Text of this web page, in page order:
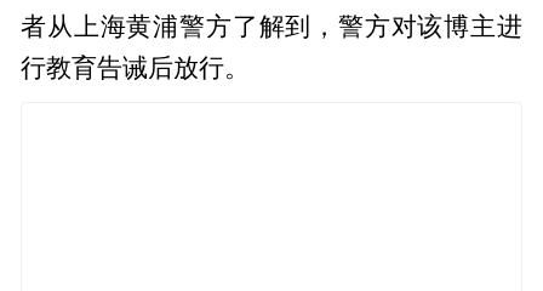
者从上海黄浦警方了解到，警方对该博主进
行教育告诫后放行。